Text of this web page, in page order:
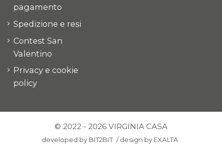
pagamento
Spedizione e resi
Contest San
Valentino
Privacy e cookie
policy
© 2022 - 2026 VIRGINIA CASA
developed by BIT2BIT /design by EXALTA